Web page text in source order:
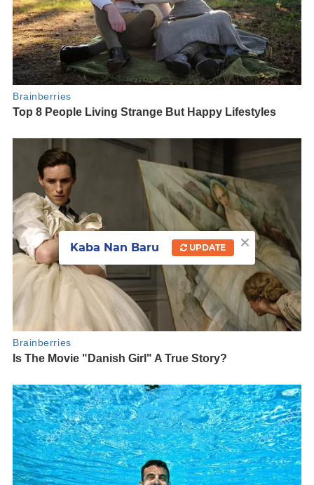
×
Kaba Nan Baru UPDATE